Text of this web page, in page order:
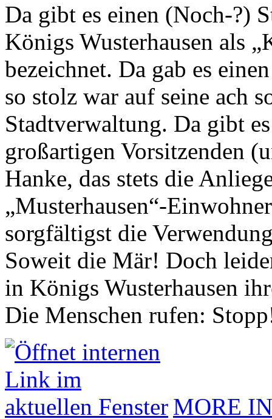
Da gibt es einen (Noch-?)
Königs Wusterhausen als
bezeichnet. Da gab es
so stolz war auf seine ach
Stadtverwaltung. Da gibt
großartigen Vorsitzenden
Hanke, das stets die
„Musterhausen“-
sorgfältigst die
Soweit die Mär! Doch
in Königs Wusterhausen
Die Menschen rufen:
MORE